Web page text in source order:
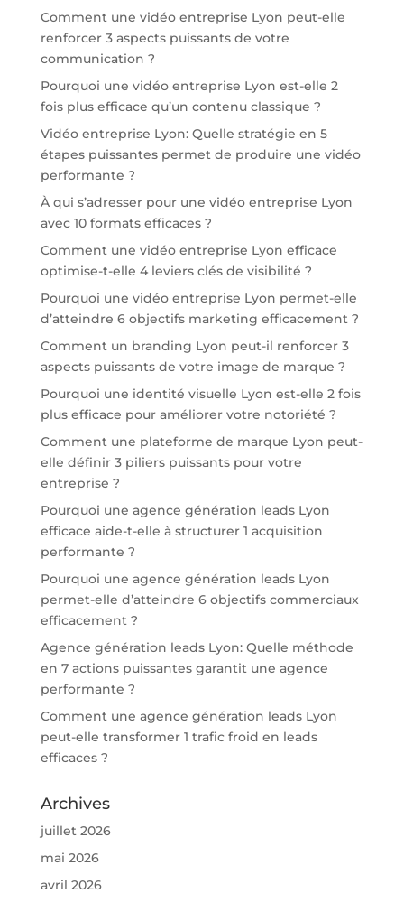
Comment une vidéo entreprise Lyon peut-elle
renforcer 3 aspects puissants de votre
communication ?
Pourquoi une vidéo entreprise Lyon est-elle 2
fois plus efficace qu’un contenu classique ?
Vidéo entreprise Lyon: Quelle stratégie en 5
étapes puissantes permet de produire une vidéo
performante ?
À qui s’adresser pour une vidéo entreprise Lyon
avec 10 formats efficaces ?
Comment une vidéo entreprise Lyon efficace
optimise-t-elle 4 leviers clés de visibilité ?
Pourquoi une vidéo entreprise Lyon permet-elle
d’atteindre 6 objectifs marketing efficacement ?
Comment un branding Lyon peut-il renforcer 3
aspects puissants de votre image de marque ?
Pourquoi une identité visuelle Lyon est-elle 2 fois
plus efficace pour améliorer votre notoriété ?
Comment une plateforme de marque Lyon peut-
elle définir 3 piliers puissants pour votre
entreprise ?
Pourquoi une agence génération leads Lyon
efficace aide-t-elle à structurer 1 acquisition
performante ?
Pourquoi une agence génération leads Lyon
permet-elle d’atteindre 6 objectifs commerciaux
efficacement ?
Agence génération leads Lyon: Quelle méthode
en 7 actions puissantes garantit une agence
performante ?
Comment une agence génération leads Lyon
peut-elle transformer 1 trafic froid en leads
efficaces ?
Archives
juillet 2026
mai 2026
avril 2026